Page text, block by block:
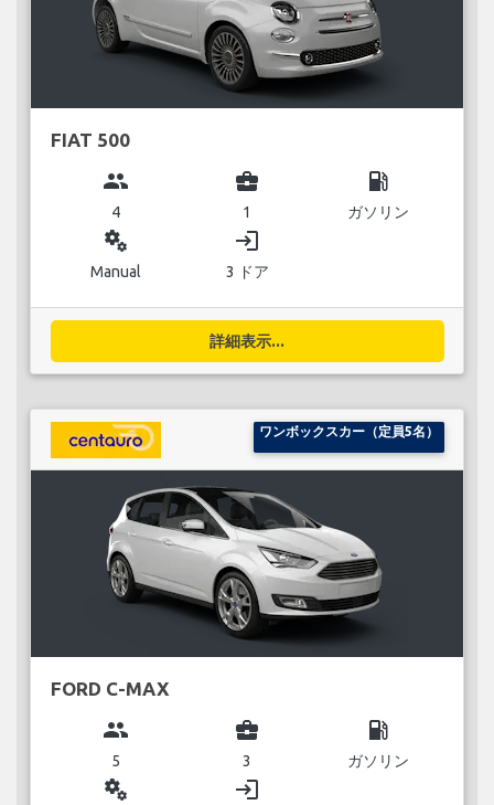
FIAT 500
group
4
business_center
1
local_gas_station
ガソリン
miscellaneous_services
Manual
login
3 ドア
詳細表示...
ワンボックスカー（定員5名）
FORD C-MAX
group
5
business_center
3
local_gas_station
ガソリン
miscellaneous_services login